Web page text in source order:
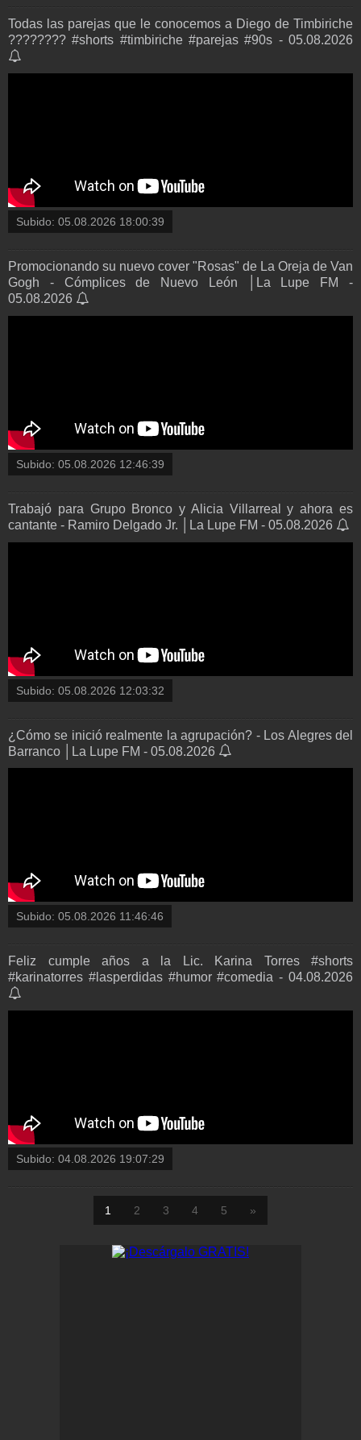
Todas las parejas que le conocemos a Diego de Timbiriche
???????? #shorts #timbiriche #parejas #90s - 05.08.2026
Subido: 05.08.2026 18:00:39
Promocionando su nuevo cover "Rosas" de La Oreja de Van
Gogh - Cómplices de Nuevo León │La Lupe FM -
05.08.2026
Subido: 05.08.2026 12:46:39
Trabajó para Grupo Bronco y Alicia Villarreal y ahora es
cantante - Ramiro Delgado Jr. │La Lupe FM - 05.08.2026
Subido: 05.08.2026 12:03:32
¿Cómo se inició realmente la agrupación? - Los Alegres del
Barranco │La Lupe FM - 05.08.2026
Subido: 05.08.2026 11:46:46
Feliz cumple años a la Lic. Karina Torres #shorts
#karinatorres #lasperdidas #humor #comedia - 04.08.2026
Subido: 04.08.2026 19:07:29
1 2 3 4 5 »